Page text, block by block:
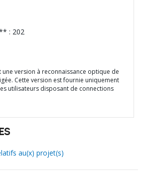
: 202
version à reconnaissance optique de
Cette version est fournie uniquement
utilisateurs disposant de connections
au(x) projet(s)